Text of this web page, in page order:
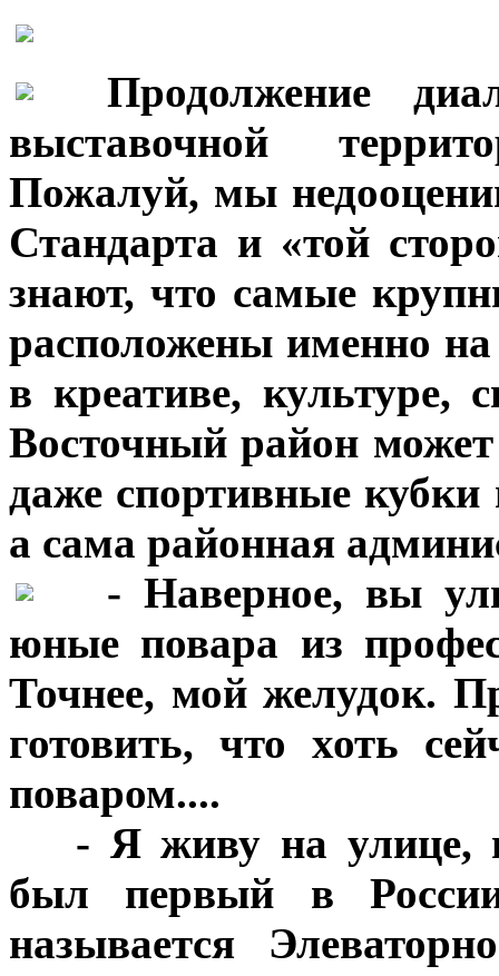
Продолжение
выставочной
Пожалуй, мы
Стандарта и «той
знают, что самые
расположены именно
в креативе, культуре,
Восточный район может
даже спортивные кубки
а сама районная
- Наверное, вы
юные повара из
Точнее, мой желудок.
готовить, что хоть
поваром....
- Я живу на улице,
был первый в
называется